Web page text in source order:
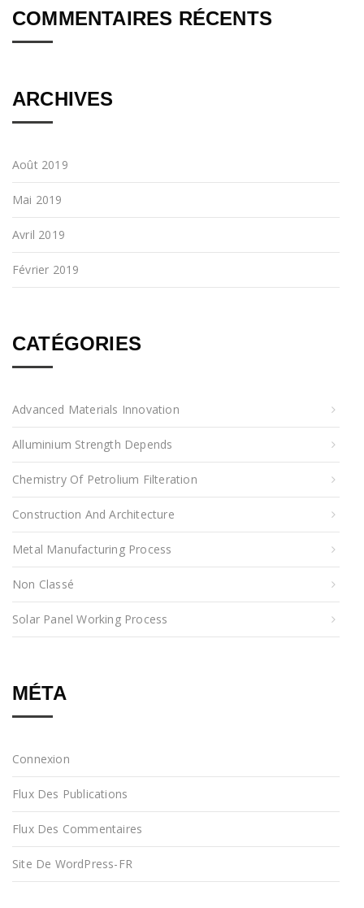
COMMENTAIRES RÉCENTS
ARCHIVES
Août 2019
Mai 2019
Avril 2019
Février 2019
CATÉGORIES
Advanced Materials Innovation
Alluminium Strength Depends
Chemistry Of Petrolium Filteration
Construction And Architecture
Metal Manufacturing Process
Non Classé
Solar Panel Working Process
MÉTA
Connexion
Flux Des Publications
Flux Des Commentaires
Site De WordPress-FR